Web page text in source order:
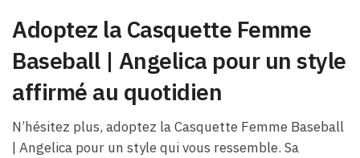
Adoptez la Casquette Femme
Baseball | Angelica pour un style
affirmé au quotidien
N’hésitez plus, adoptez la Casquette Femme Baseball
| Angelica pour un style qui vous ressemble. Sa